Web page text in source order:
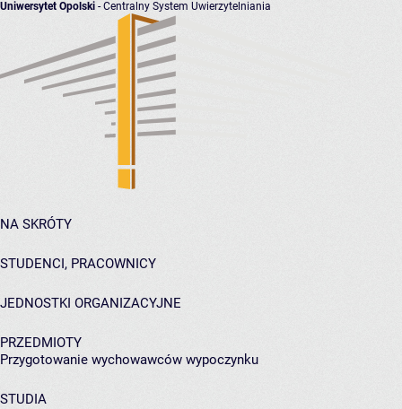
Uniwersytet Opolski - Centralny System Uwierzytelniania
NA SKRÓTY
STUDENCI, PRACOWNICY
JEDNOSTKI ORGANIZACYJNE
PRZEDMIOTY
Przygotowanie wychowawców wypoczynku
STUDIA